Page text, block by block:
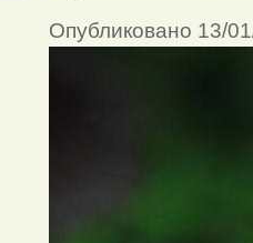
Опубликовано 13/